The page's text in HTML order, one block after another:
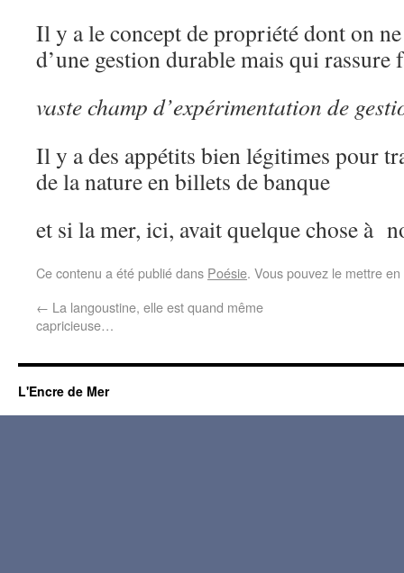
Il y a le concept de propriété dont on
d’une gestion durable mais qui rassure
vaste champ d’expérimentation de
Il y a des appétits bien légitimes pour
de la nature en billets de banque
et si la mer, ici, avait quelque chose à
Ce contenu a été publié dans Poésie. Vous pouvez le mettre
← La langoustine, elle est quand même
capricieuse…
L'Encre de Mer